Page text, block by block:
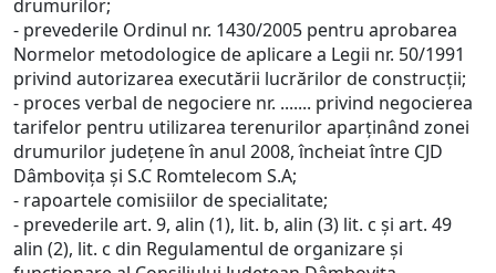
drumurilor;
- prevederile Ordinul nr. 1430/2005 pentru aprobarea
Normelor metodologice de aplicare a Legii nr. 50/1991
privind autorizarea executării lucrărilor de construcţii;
- proces verbal de negociere nr. ....... privind negocierea
tarifelor pentru utilizarea terenurilor aparţinând zonei
drumurilor judeţene în anul 2008, încheiat între CJD
Dâmboviţa şi S.C Romtelecom S.A;
- rapoartele comisiilor de specialitate;
- prevederile art. 9, alin (1), lit. b, alin (3) lit. c şi art. 49
alin (2), lit. c din Regulamentul de organizare şi